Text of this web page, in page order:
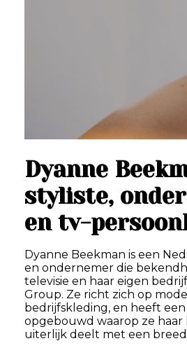
Dyanne
styliste,
en tv-
Dyanne Beekman is een
en ondernemer die
televisie en haar eigen
Group. Ze richt zich op
bedrijfskleding, en heeft
opgebouwd waarop ze haar
uiterlijk deelt met een